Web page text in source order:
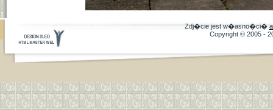
Zdj�cie jest w�asno�ci�
Copyright © 2005 -